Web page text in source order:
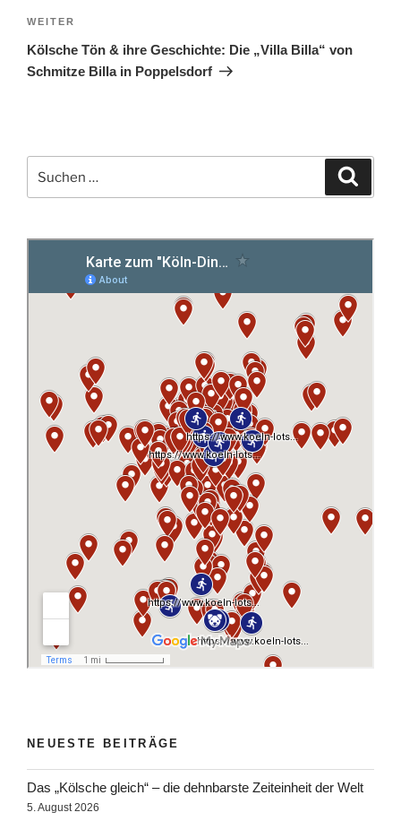
Nächster
Beitrag
WEITER
Kölsche Tön & ihre Geschichte: Die „Villa Billa“ von
Schmitze Billa in Poppelsdorf
nach:
NEUESTE BEITRÄGE
Das „Kölsche gleich“ – die dehnbarste Zeiteinheit der Welt
5. August 2026